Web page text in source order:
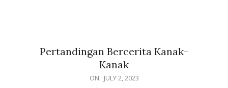
Pertandingan Bercerita Kanak-
Kanak
ON: JULY 2, 2023